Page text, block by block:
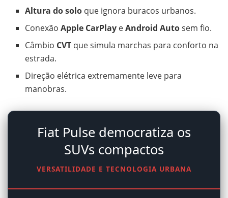
Altura do solo que ignora buracos urbanos.
ConexãoApple CarPlay eAndroid Autosem fio.
Câmbio CVT que simula marchas para conforto na
estrada.
Direção elétrica extremamente leve para
manobras.
Fiat Pulse democratiza os
SUVs compactos
VERSATILIDADE E TECNOLOGIA URBANA